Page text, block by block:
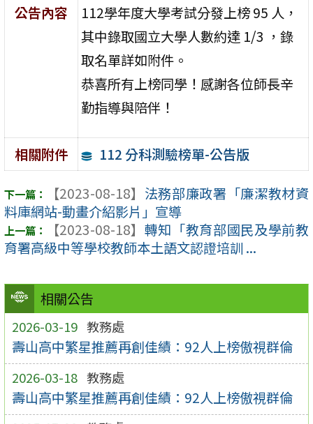
相關公告
2026-03-19 教務處
壽山高中繁星推薦再創佳績：92人上榜傲視群倫
2026-03-18 教務處
壽山高中繁星推薦再創佳績：92人上榜傲視群倫
公告內容
112學年度大學考試分發上榜 95 人，
其中錄取國立大學人數約達 1/3 ，錄
取名單詳如附件。
恭喜所有上榜同學！感謝各位師長辛
勤指導與陪伴！
相關附件 112 分科測驗榜單-公告版
【2023-08-18】 法務部廉政署「廉潔教材資
料庫網站-動畫介紹影片」宣導
【2023-08-18】 轉知「教育部國民及學前教
育署高級中等學校教師本土語文認證培訓 ...